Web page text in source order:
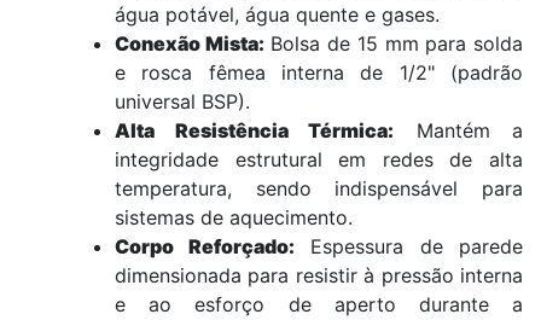
água potável, água quente e gases.
Conexão Mista: Bolsa de 15 mm para solda
e rosca fêmea interna de 1/2" (padrão
universal BSP).
Alta Resistência Térmica: Mantém a
integridade estrutural em redes de alta
temperatura, sendo indispensável para
sistemas de aquecimento.
Corpo Reforçado: Espessura de parede
dimensionada para resistir à pressão interna
e ao esforço de aperto durante a